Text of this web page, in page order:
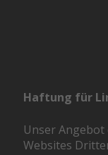
Haftung für
Unser
Websites